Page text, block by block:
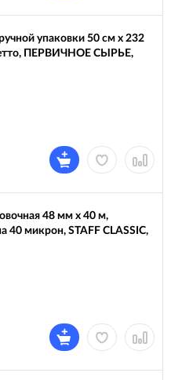
упаковки 50 см х 232
ПЕРВИЧНОЕ СЫРЬЕ,
48 мм x 40 м,
40 микрон, STAFF CLASSIC,